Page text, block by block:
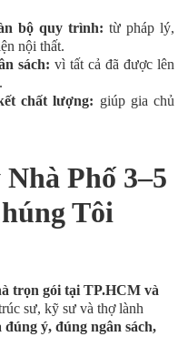
bộ quy trình: từ pháp lý,
nội thất.
sách: vì tất cả đã được lên
chất lượng: giúp gia chủ
Phố 3–5
Tôi
trọn gói tại TP.HCM và
sư, kỹ sư và thợ lành
đúng ý, đúng ngân sách,